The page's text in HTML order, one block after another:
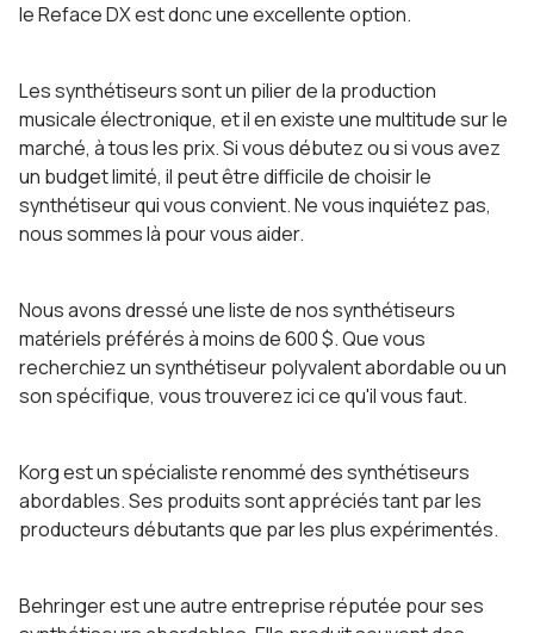
le Reface DX est donc une excellente option.
Les synthétiseurs sont un pilier de la production
musicale électronique, et il en existe une multitude sur le
marché, à tous les prix. Si vous débutez ou si vous avez
un budget limité, il peut être difficile de choisir le
synthétiseur qui vous convient. Ne vous inquiétez pas,
nous sommes là pour vous aider.
Nous avons dressé une liste de nos synthétiseurs
matériels préférés à moins de 600 $. Que vous
recherchiez un synthétiseur polyvalent abordable ou un
son spécifique, vous trouverez ici ce qu'il vous faut.
Korg est un spécialiste renommé des synthétiseurs
abordables. Ses produits sont appréciés tant par les
producteurs débutants que par les plus expérimentés.
Behringer est une autre entreprise réputée pour ses